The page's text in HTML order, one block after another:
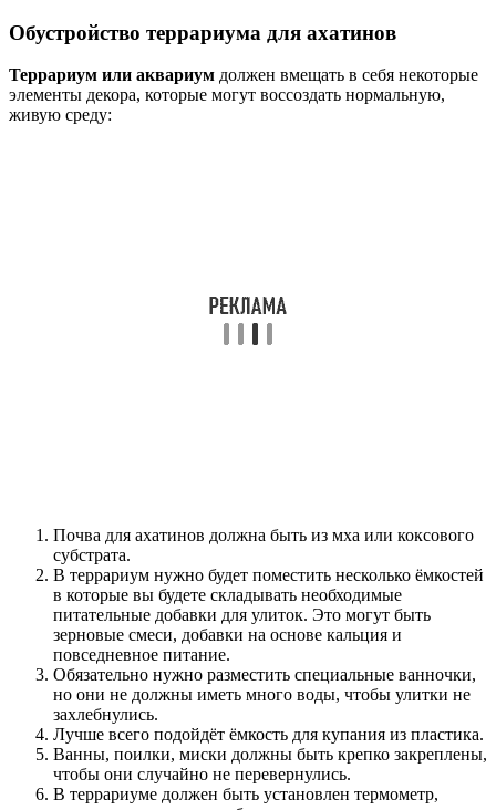
Обустройство террариума для ахатинов
Террариум или аквариум должен вмещать в себя некоторые
элементы декора, которые могут воссоздать нормальную,
живую среду:
Почва для ахатинов должна быть из мха или коксового
субстрата.
В террариум нужно будет поместить несколько ёмкостей
в которые вы будете складывать необходимые
питательные добавки для улиток. Это могут быть
зерновые смеси, добавки на основе кальция и
повседневное питание.
Обязательно нужно разместить специальные ванночки,
но они не должны иметь много воды, чтобы улитки не
захлебнулись.
Лучше всего подойдёт ёмкость для купания из пластика.
Ванны, поилки, миски должны быть крепко закреплены,
чтобы они случайно не перевернулись.
В террариуме должен быть установлен термометр,